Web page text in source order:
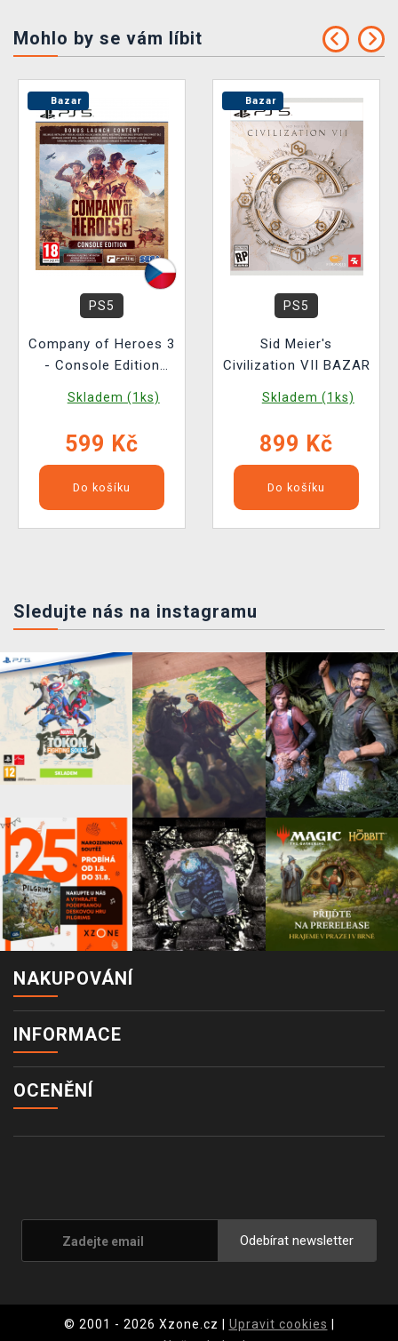
Mohlo by se vám líbit
Bazar
PS5
Company of Heroes 3
- Console Edition
Skladem (1ks)
599 Kč
Do košíku
Bazar
PS5
Sid Meier's
Civilization VII BAZAR
Skladem (1ks)
899 Kč
Do košíku
Sledujte nás na instagramu
NAKUPOVÁNÍ
INFORMACE
OCENĚNÍ
Odebírat newsletter
© 2001 - 2026 Xzone.cz | Upravit cookies |